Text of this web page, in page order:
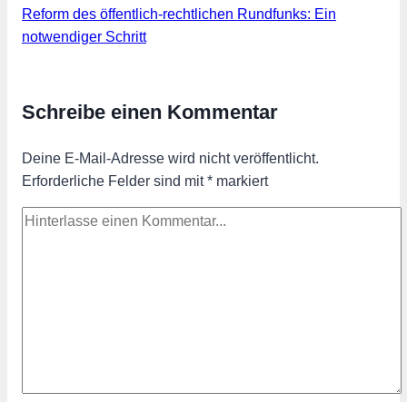
Reform des öffentlich-rechtlichen Rundfunks: Ein
notwendiger Schritt
Schreibe einen Kommentar
Deine E-Mail-Adresse wird nicht veröffentlicht.
Erforderliche Felder sind mit* markiert